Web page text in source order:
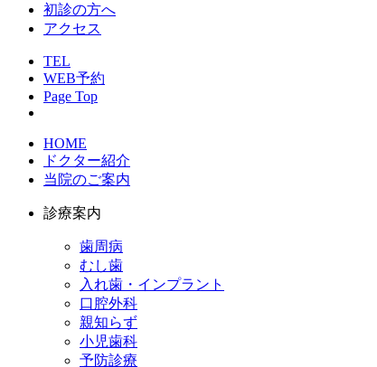
初診の方へ
アクセス
TEL
WEB予約
Page Top
HOME
ドクター紹介
当院のご案内
診療案内
歯周病
むし歯
入れ歯・インプラント
口腔外科
親知らず
小児歯科
予防診療